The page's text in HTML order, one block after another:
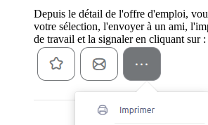
Depuis le détail de l'offre d'emploi,
votre sélection, l'envoyer à un ami,
de travail et la signaler en cliquant sur :